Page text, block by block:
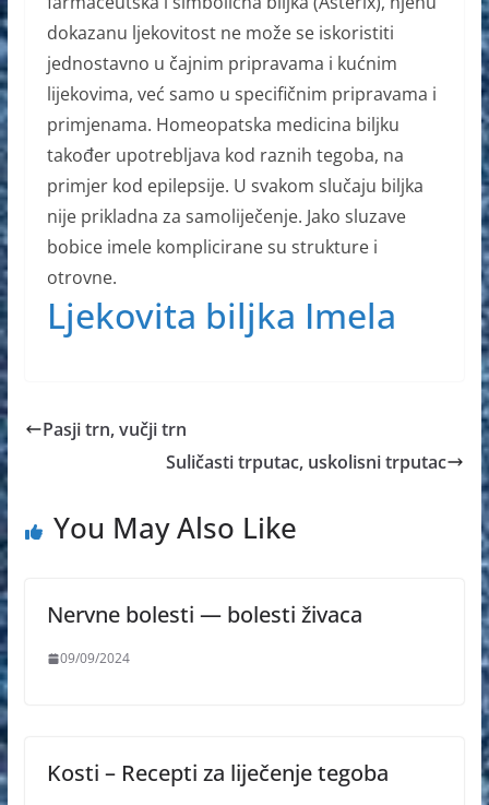
o
k
er p
dokazanu ljekovitost ne može se iskoristiti
jednostavno u čajnim pripravama i kućnim
lijekovima, već samo u specifičnim pripravama i
primjenama. Homeopatska medicina biljku
također upotrebljava kod raznih tegoba, na
primjer kod epilepsije. U svakom slučaju biljka
nije prikladna za samoliječenje. Jako sluzave
bobice imele komplicirane su strukture i
otrovne.
Ljekovita biljka Imela
Pasji trn, vučji trn
Suličasti trputac, uskolisni trputac
You May Also Like
Nervne bolesti — bolesti živaca
09/09/2024
Kosti – Recepti za liječenje tegoba